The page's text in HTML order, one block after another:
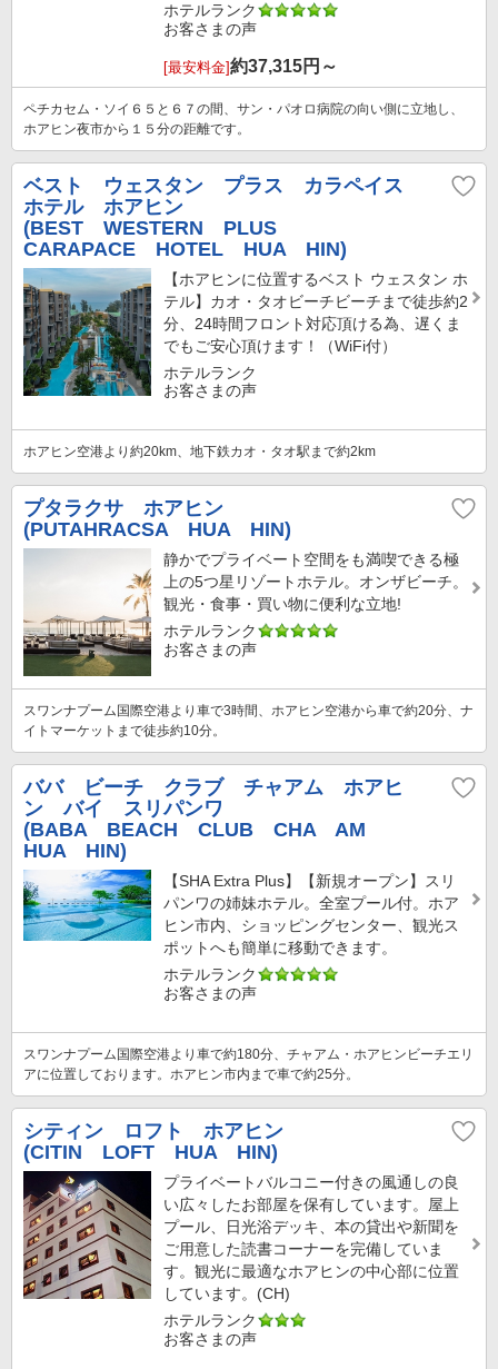
ホテルランク
お客さまの声
[最安料金]約37,315円～
ペチカセム・ソイ６５と６７の間、サン・パオロ病院の向い側に立地し、
ホアヒン夜市から１５分の距離です。
ベスト ウェスタン プラス カラペイス
ホテル ホアヒン
(BEST WESTERN PLUS
CARAPACE HOTEL HUA HIN)
【ホアヒンに位置するベスト ウェスタン ホ
テル】カオ・タオビーチビーチまで徒歩約2
分、24時間フロント対応頂ける為、遅くま
でもご安心頂けます！（WiFi付）
ホテルランク
お客さまの声
ホアヒン空港より約20km、地下鉄カオ・タオ駅まで約2km
プタラクサ ホアヒン
(PUTAHRACSA HUA HIN)
静かでプライベート空間をも満喫できる極
上の5つ星リゾートホテル。オンザビーチ。
観光・食事・買い物に便利な立地!
ホテルランク
お客さまの声
スワンナプーム国際空港より車で3時間、ホアヒン空港から車で約20分、ナ
イトマーケットまで徒歩約10分。
ババ ビーチ クラブ チャアム ホアヒ
ン バイ スリパンワ
(BABA BEACH CLUB CHA AM
HUA HIN)
【SHA Extra Plus】【新規オープン】スリ
パンワの姉妹ホテル。全室プール付。ホア
ヒン市内、ショッピングセンター、観光ス
ポットへも簡単に移動できます。
ホテルランク
お客さまの声
スワンナプーム国際空港より車で約180分、チャアム・ホアヒンビーチエリ
アに位置しております。ホアヒン市内まで車で約25分。
シティン ロフト ホアヒン
(CITIN LOFT HUA HIN)
プライベートバルコニー付きの風通しの良
い広々したお部屋を保有しています。屋上
プール、日光浴デッキ、本の貸出や新聞を
ご用意した読書コーナーを完備していま
す。観光に最適なホアヒンの中心部に位置
しています。(CH)
ホテルランク
お客さまの声